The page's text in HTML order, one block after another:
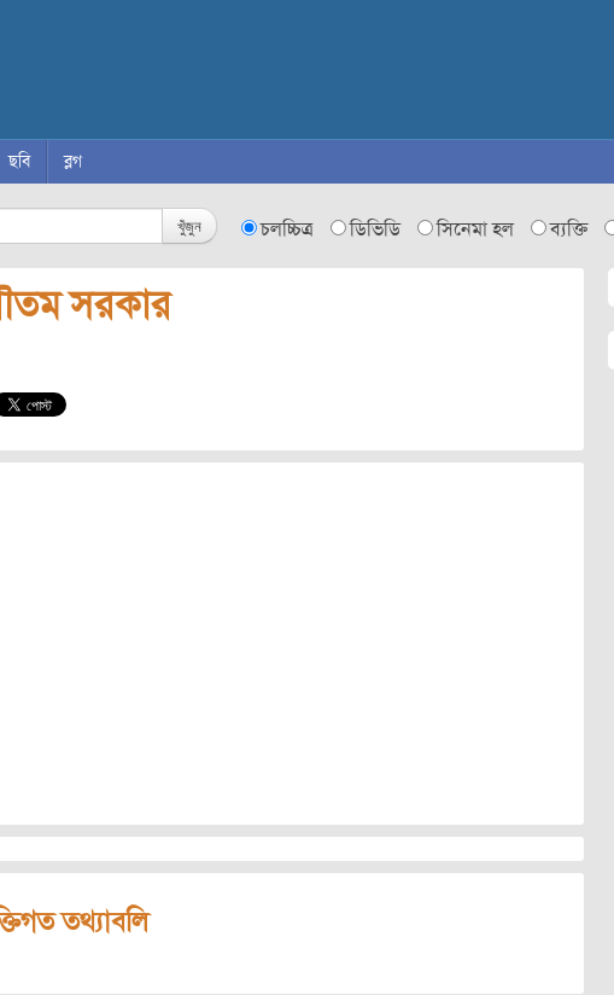
ছবি ব্লগ
খুঁজুন চলচ্চিত্র ডিভিডি সিনেমা হল ব্যক্তি
সরকার
তথ্যাবলি